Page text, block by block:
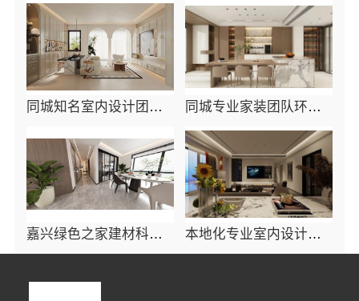
同城知名室内设计团队高端，嘉兴绿色之家建材科技打造品质家园 同城专业家装团队环保 - 嘉兴绿色之家建材科技有限公司
嘉兴绿色之家建材科技有限公司，本地知名房屋装修服务环保 本地化专业室内设计团队省心：嘉兴绿色之家建材科技有限公司一站式服务